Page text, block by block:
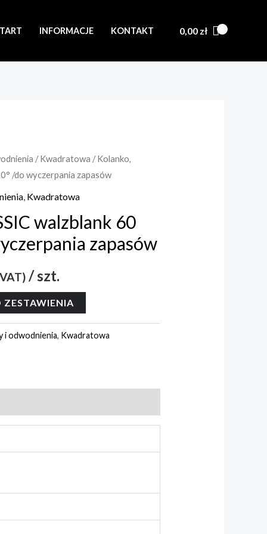
INFORMACJE KONTAKT 0,00 zł
/Kwadratowa / Kolanko,
/do wyczerpania zapasów
, Kwadratowa
walzblank 60
zapasów
/ szt.
i odwodnienia, Kwadratowa